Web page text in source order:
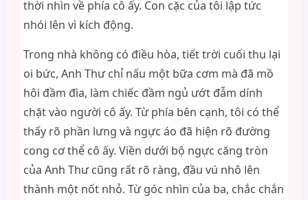
thời nhìn về phía cô ấy. Con cặc của tôi lập tức
nhói lên vì kích động.
Trong nhà không có điều hòa, tiết trời cuối thu lại
oi bức, Anh Thư chỉ nấu một bữa cơm mà đã mồ
hôi đầm đìa, làm chiếc đầm ngủ ướt đẫm dính
chặt vào người cô ấy. Từ phía bên cạnh, tôi có thể
thấy rõ phần lưng và ngực áo đã hiện rõ đường
cong cơ thể cô ấy. Viền dưới bộ ngực căng tròn
của Anh Thư cũng rất rõ ràng, đầu vú nhô lên
thành một nốt nhỏ. Từ góc nhìn của ba, chắc chắn